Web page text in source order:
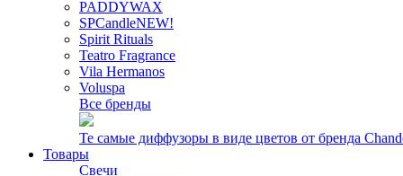
PADDYWAX
SPCandleNEW!
Spirit Rituals
Teatro Fragrance
Vila Hermanos
Voluspa
Все бренды
Те самые диффузоры в виде цветов от бренда
Товары
Свечи